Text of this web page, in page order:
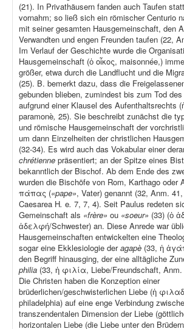
(21). In Privathäusern fanden auch Taufen
vornahm; so ließ sich ein römischer Centurio
mit seiner gesamten Hausgemeinschaft, den
Verwandten und engen Freunden taufen (22,
Im Verlauf der Geschichte wurde die
Hausgemeinschaft (ὁ οἶκος, maisonnée,)
größer, etwa durch die Landflucht und die
(25). B. bemerkt dazu, dass die
gebunden blieben, zumindest bis zum Tod des
aufgrund einer Klausel des Aufenthaltsrechts
paramonè, 25). Sie beschreibt zunächst die
und römische Hausgemeinschaft der
um dann Einzelheiten der christlichen
(32-34). Es wird auch das Vokabular einer
chrétienne präsentiert; an der Spitze eines
bekanntlich der Bischof. Ab dem Ende des
wurden die Bischöfe von Rom, Karthago oder
πάπας («pape», Vater) genannt (32, Anm.
Caesarea H. e. 7, 7, 4). Seit Paulus redeten
Gemeinschaft als «frère» ou «soeur» (33) (ὁ
ἀδελφή/Schwester) an. Diese Anrede war
Hausgemeinschaften entwickelten eine
sogar eine Ekklesiologie deragapè (33, ἡ
den Begriff hinausging, der eine alltägliche
philia (33, ἡ φιλία, Liebe/Freundschaft,
Die Christen haben die Konzeption einer
brüderlichen/geschwisterlichen Liebe (ἡ
philadelphia) auf eine enge Verbindung
transzendentalen Dimension der Liebe
horizontalen Liebe (die Liebe unter den